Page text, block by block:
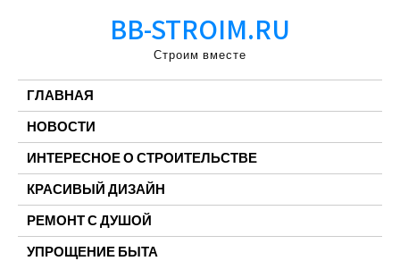
BB-STROIM.RU
Строим вместе
ГЛАВНАЯ
НОВОСТИ
ИНТЕРЕСНОЕ О СТРОИТЕЛЬСТВЕ
КРАСИВЫЙ ДИЗАЙН
РЕМОНТ С ДУШОЙ
УПРОЩЕНИЕ БЫТА